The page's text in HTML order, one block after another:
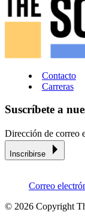
Contacto
Carreras
Suscríbete a
Dirección de correo
Inscribirse
Correo
© 2026 Copyright